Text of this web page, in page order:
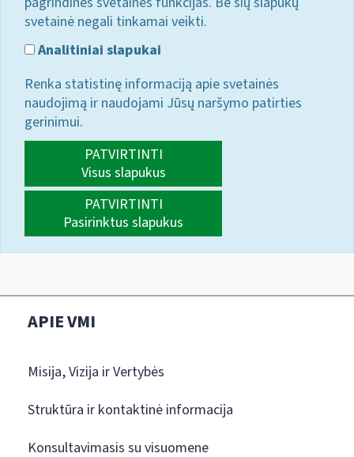
svetainė negali tinkamai veikti.
Analitiniai slapukai
Renka statistinę informaciją apie svetainės
naudojimą ir naudojami Jūsų naršymo patirties
gerinimui.
PATVIRTINTI
Visus slapukus
PATVIRTINTI
Pasirinktus slapukus
APIE VMI
Misija, Vizija ir Vertybės
Struktūra ir kontaktinė informacija
Konsultavimasis su visuomene